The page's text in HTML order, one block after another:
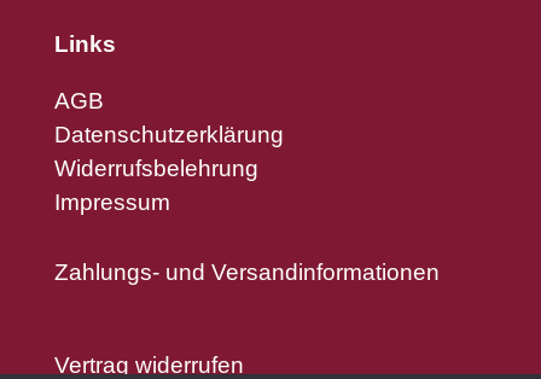
Links
AGB
Datenschutzerklärung
Widerrufsbelehrung
Impressum
Zahlungs- und Versandinformationen
Vertrag widerrufen